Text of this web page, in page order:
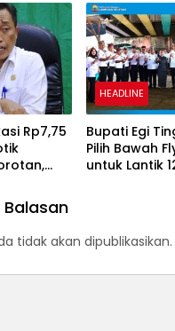
Keberadaan
Rp7,75
HEADLINE
Bupati Egi
Pilih Bawah
untuk Lantik
tidak akan dipublikasikan.